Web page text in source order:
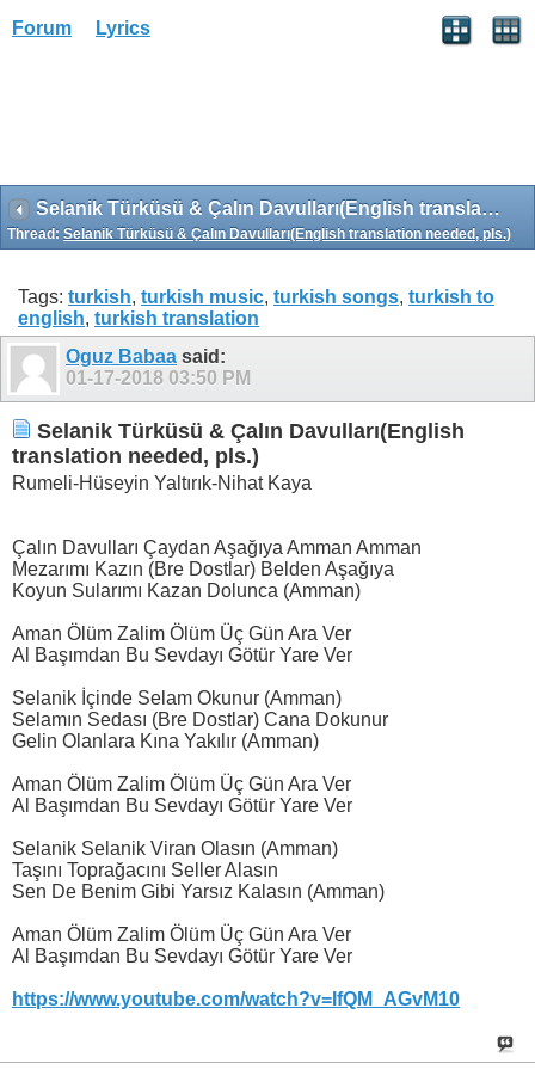
Forum Lyrics
Selanik Türküsü & Çalın Davulları(English translation needed, pls.)
Thread: Selanik Türküsü & Çalın Davulları(English translation needed, pls.)
Tags: turkish, turkish music, turkish songs, turkish to
english, turkish translation
Oguz Babaa said:
01-17-2018 03:50 PM
Selanik Türküsü & Çalın Davulları(English
translation needed, pls.)
Rumeli-Hüseyin Yaltırık-Nihat Kaya
Çalın Davulları Çaydan Aşağıya Amman Amman
Mezarımı Kazın (Bre Dostlar) Belden Aşağıya
Koyun Sularımı Kazan Dolunca (Amman)
Aman Ölüm Zalim Ölüm Üç Gün Ara Ver
Al Başımdan Bu Sevdayı Götür Yare Ver
Selanik İçinde Selam Okunur (Amman)
Selamın Sedası (Bre Dostlar) Cana Dokunur
Gelin Olanlara Kına Yakılır (Amman)
Aman Ölüm Zalim Ölüm Üç Gün Ara Ver
Al Başımdan Bu Sevdayı Götür Yare Ver
Selanik Selanik Viran Olasın (Amman)
Taşını Toprağacını Seller Alasın
Sen De Benim Gibi Yarsız Kalasın (Amman)
Aman Ölüm Zalim Ölüm Üç Gün Ara Ver
Al Başımdan Bu Sevdayı Götür Yare Ver
https://www.youtube.com/watch?v=IfQM_AGvM10